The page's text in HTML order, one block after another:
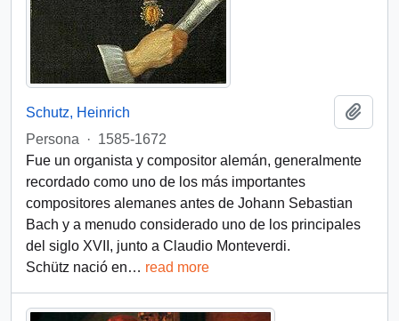
Schutz, Heinrich
Persona
· 1585-1672
Fue un organista y compositor alemán, generalmente
recordado como uno de los más importantes
compositores alemanes antes de Johann Sebastian
Bach y a menudo considerado uno de los principales
del siglo XVII, junto a Claudio Monteverdi.
Schütz nació en… read more